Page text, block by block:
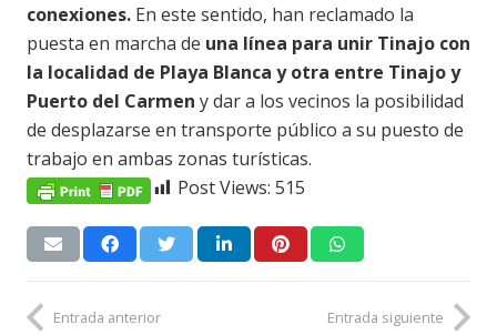
conexiones. En este sentido, han reclamado la
puesta en marcha de una línea para unir Tinajo con
la localidad de Playa Blanca y otra entre Tinajo y
Puerto del Carmen y dar a los vecinos la posibilidad
de desplazarse en transporte público a su puesto de
trabajo en ambas zonas turísticas.
Post Views: 515
Entrada anterior Entrada siguiente